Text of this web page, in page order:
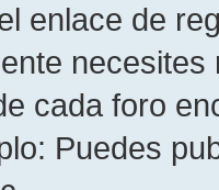
enlace de
cada foro
Puedes